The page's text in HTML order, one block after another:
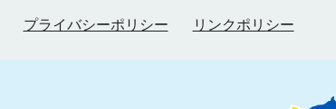
プライバシーポリシー リンクポリシー